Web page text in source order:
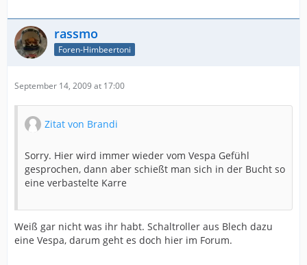
rassmo
Foren-Himbeertoni
September 14, 2009 at 17:00
Zitat von Brandi
Sorry. Hier wird immer wieder vom Vespa Gefühl
gesprochen, dann aber schießt man sich in der Bucht so
eine verbastelte Karre
Weiß gar nicht was ihr habt. Schaltroller aus Blech dazu
eine Vespa, darum geht es doch hier im Forum.